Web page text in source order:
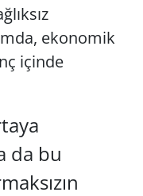
ekonomik
içinde
da bu